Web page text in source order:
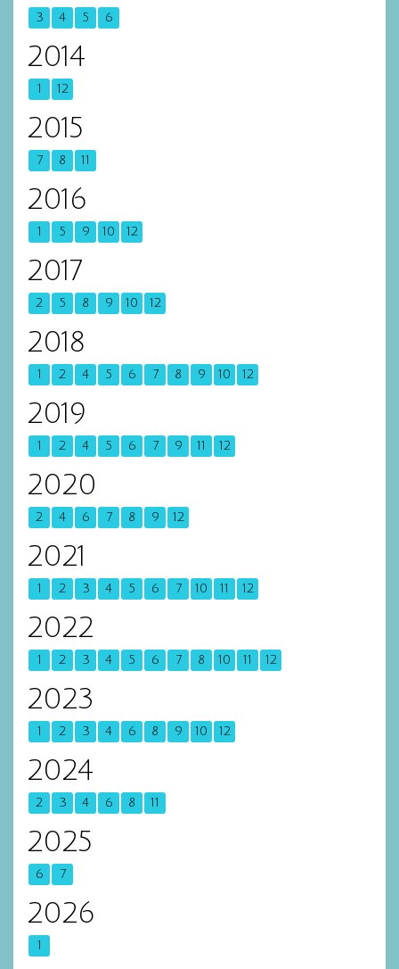
3 4 5 6
2014
1 12
2015
7 8 11
2016
1 5 9 10 12
2017
2 5 8 9 10 12
2018
1 2 4 5 6 7 8 9 10 12
2019
1 2 4 5 6 7 9 11 12
2020
2 4 6 7 8 9 12
2021
1 2 3 4 5 6 7 10 11 12
2022
1 2 3 4 5 6 7 8 10 11 12
2023
1 2 3 4 6 8 9 10 12
2024
2 3 4 6 8 11
2025
6 7
2026
1